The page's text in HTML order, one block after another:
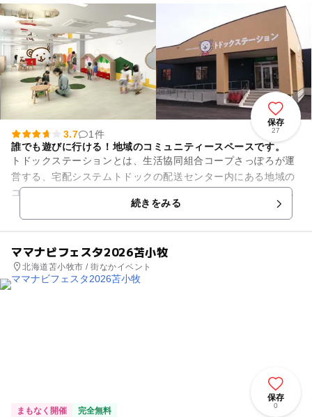
保存
27
3.7
1件
誰でも遊びに行ける！地域のコミュニティースペースです。
トドックステーションとは、生活協同組合コープさっぽろが運
営する、宅配システムトドックの配送センター内にある地域の
コミュニティースペースです。全道の組合員さんから届いたお
もちゃや絵本が置いてあり、...続きをみる
ママナビフェスタ2026苫小牧
北海道苫小牧市 / 街なかイベント
保存
0
まもなく開催
完全無料